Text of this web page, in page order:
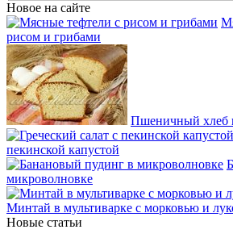
Новое на сайте
рисом и грибами
Пшеничный хлеб
пекинской капустой
микроволновке
Минтай в мультиварке с морковью и
Новые статьи